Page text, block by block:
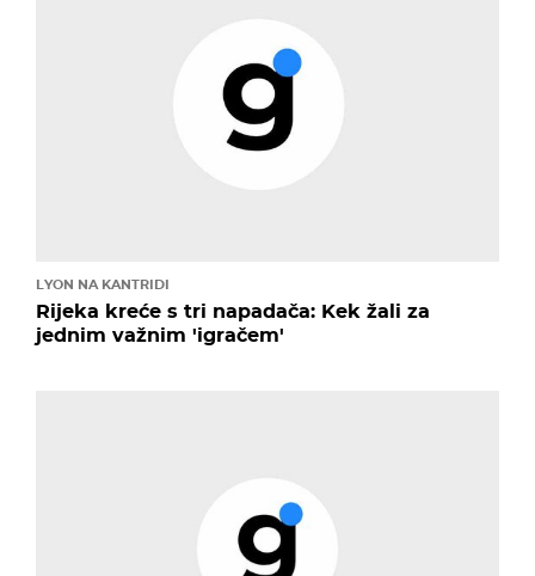
LYON NA KANTRIDI
Rijeka kreće s tri napadača: Kek žali za
jednim važnim 'igračem'